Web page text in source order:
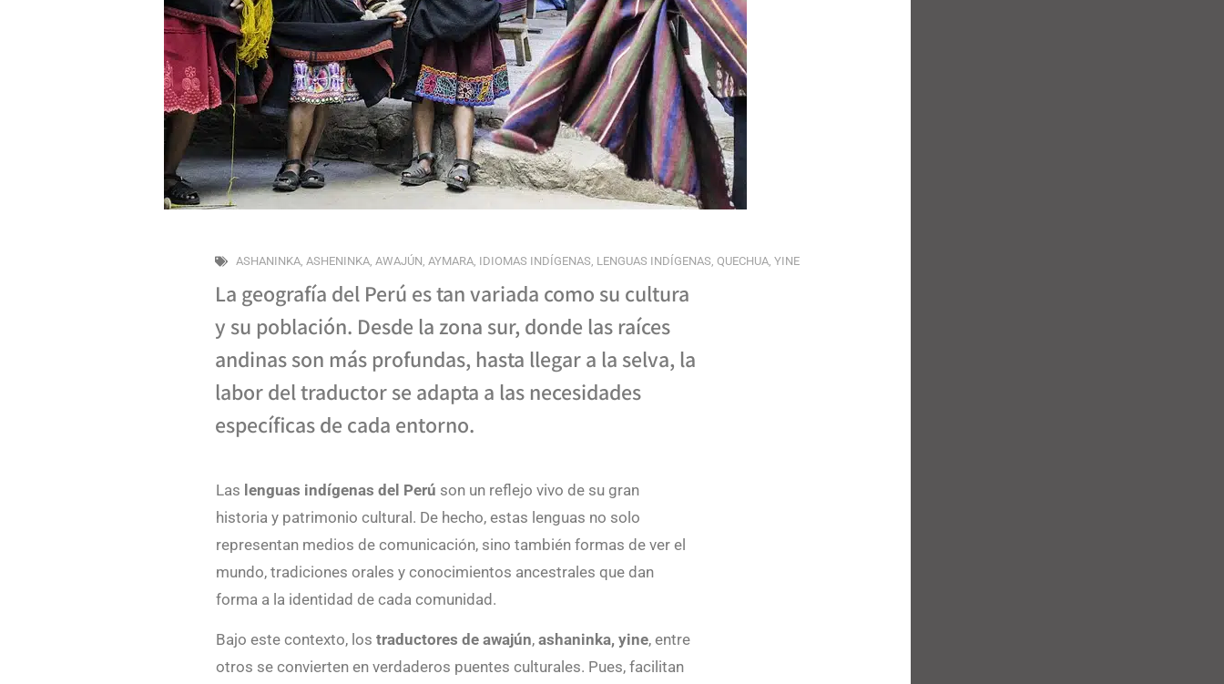
ASHANINKA, ASHENINKA, AWAJÚN, AYMARA, IDIOMAS INDÍGENAS, LENGUAS INDÍGENAS, QUECHUA, YINE
La geografía del Perú es tan variada como su cultura
y su población. Desde la zona sur, donde las raíces
andinas son más profundas, hasta llegar a la selva, la
labor del traductor se adapta a las necesidades
específicas de cada entorno.
Las lenguas indígenas del Perú son un reflejo vivo de su gran
historia y patrimonio cultural. De hecho, estas lenguas no solo
representan medios de comunicación, sino también formas de ver el
mundo, tradiciones orales y conocimientos ancestrales que dan
forma a la identidad de cada comunidad.
Bajo este contexto, los traductores de awajún,ashaninka, yine, entre
otros se convierten en verdaderos puentes culturales. Pues, facilitan